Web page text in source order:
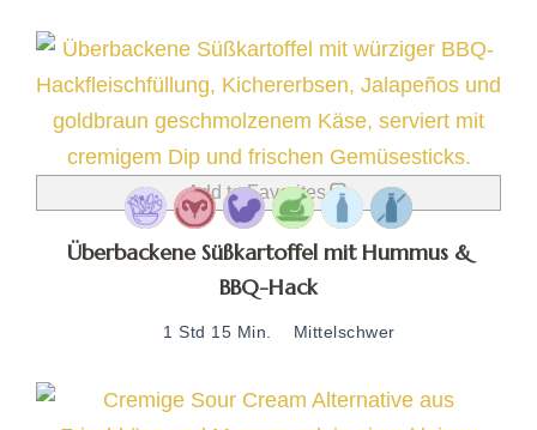
Add to Favorites
Überbackene Süßkartoffel mit Hummus &
BBQ-Hack
1 Std 15 Min. Mittelschwer